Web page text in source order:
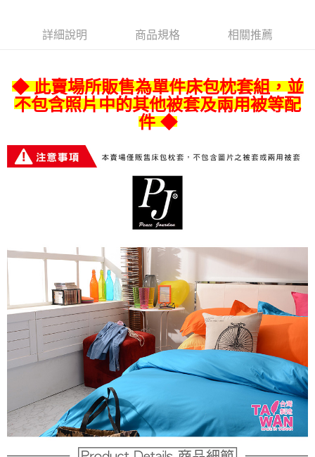
１．簡單：不需註冊會員、不需綁卡、不需儲值。
２．便利：只要手機號碼，簡訊認證，即可結帳。
【「AFTEE先享後付」結帳流程】
１．於結帳方式選擇「AFTEE先享後付」後，將跳轉至「AFTEE先享後付」
結帳頁面，進行簡訊認證並確認金額後，即可完成結帳。
２．訂單成立數日內，您將收到繳費通知簡訊。
３．收到繳費通知簡訊後14天內，點擊此簡訊中的連結，可透過四大超商／
※ 請注意：結帳手續完成當下不需立刻繳費，但若您需要取消訂單，請聯絡
購買商品的店家。未經商家同意取消之訂單仍視為有效，需透過AFTEE先享
※ 交易是否成功請以「AFTEE先享後付 」之結帳頁面顯示為準，若有關於
是否繳費成功／繳費後需取消欲退款等相關疑問，請聯繫「AFTEE先享後付
https://netprotections.freshdesk.com/support/home
１．透過由恩沛科技股份有限公司提供之「AFTEE先享後付」服務完成之交
易，需依本服務之必要範圍內提供個人資料，並將交易相關給付款項請求債
權轉讓予恩沛科技股份有限公司。
２．關於個人資料處理事宜，請瀏覽以下網址：
https://aftee.tw/terms/#terms3
３．未成年的使用者請事先徵得法定代理人或監護人之同意方可使用
「AFTEE先享後付」，若未經同意申辦者引起之損失，本公司不負相關責
任。
４．使用「AFTEE先享後付」時，將依據個別帳號之用戶狀況，依本公司即
時審查核予不同之上限額度；若仍有額度不足之情形，本公司將視審查結果
請求用戶進行身份認證。
５．嚴禁一人註冊多個帳號或使用他人資訊註冊。若發現惡意使用之情形，
恩沛科技股份有限公司將有權停止該用戶之使用額度並採取法律行動。
運送方式
每筆NT$80
宅配-離島
詳細說明 商品規格 相關推薦
◆ 此賣場所販售為單件床包枕套組，並
不包含照片中的其他被套及兩用被等配
件 ◆